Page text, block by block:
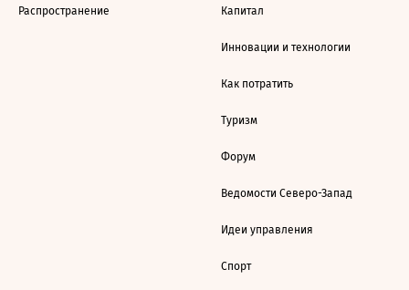
Распространение Капитал
Инновации и технологии
Как потратить
Туризм
Форум
Ведомости Северо-Запад
Идеи управления
Спорт